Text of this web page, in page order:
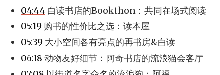
04:44 白读书店的Bookthon：共同在场式阅读
05:19 购书的性价比之选：读本屋
05:39 大小空间各有亮点的再书房&白读
06:18 动物友好细节：阿奇书店的流浪猫会客厅